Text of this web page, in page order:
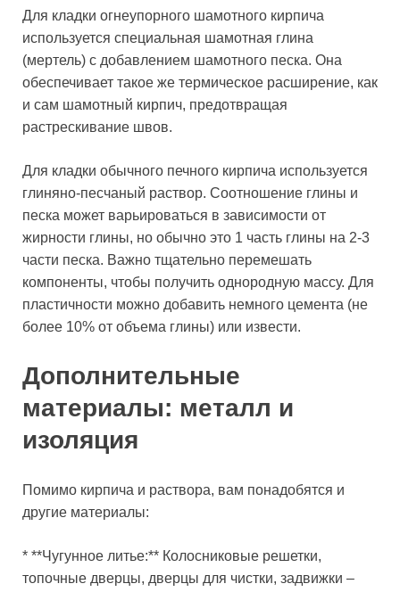
Для кладки огнеупорного шамотного кирпича
используется специальная шамотная глина
(мертель) с добавлением шамотного песка. Она
обеспечивает такое же термическое расширение, как
и сам шамотный кирпич, предотвращая
растрескивание швов.
Для кладки обычного печного кирпича используется
глиняно-песчаный раствор. Соотношение глины и
песка может варьироваться в зависимости от
жирности глины, но обычно это 1 часть глины на 2-3
части песка. Важно тщательно перемешать
компоненты, чтобы получить однородную массу. Для
пластичности можно добавить немного цемента (не
более 10% от объема глины) или извести.
Дополнительные
материалы: металл и
изоляция
Помимо кирпича и раствора, вам понадобятся и
другие материалы:
* **Чугунное литье:** Колосниковые решетки,
топочные дверцы, дверцы для чистки, задвижки –